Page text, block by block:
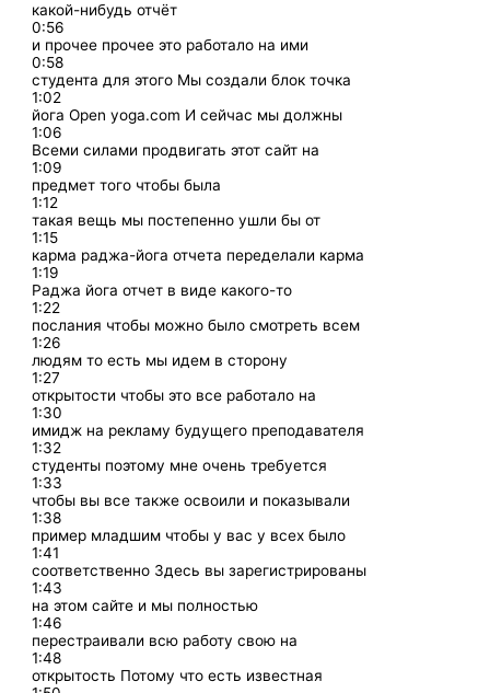
какой-нибудь отчёт
0:56
и прочее прочее это работало на ими
0:58
студента для этого Мы создали блок точка
1:02
йога Open yoga.com И сейчас мы должны
1:06
Всеми силами продвигать этот сайт на
1:09
предмет того чтобы была
1:12
такая вещь мы постепенно ушли бы от
1:15
карма раджа-йога отчета переделали карма
1:19
Раджа йога отчет в виде какого-то
1:22
послания чтобы можно было смотреть всем
1:26
людям то есть мы идем в сторону
1:27
открытости чтобы это все работало на
1:30
имидж на рекламу будущего преподавателя
1:32
студенты поэтому мне очень требуется
1:33
чтобы вы все также освоили и показывали
1:38
пример младшим чтобы у вас у всех было
1:41
соответственно Здесь вы зарегистрированы
1:43
на этом сайте и мы полностью
1:46
перестраивали всю работу свою на
1:48
открытость Потому что есть известная